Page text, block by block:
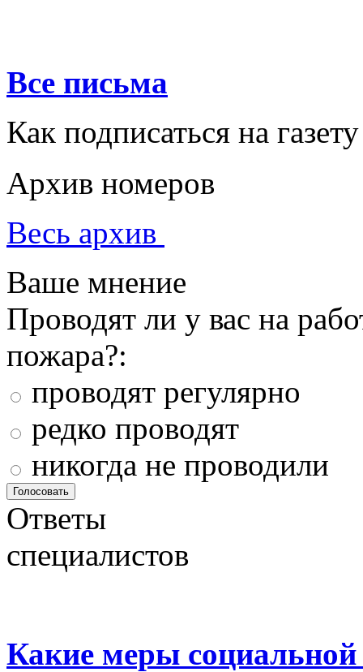
Все письма
Как подписаться на газету
Архив номеров
Весь архив
Ваше мнение
Проводят ли у вас на
пожара?:
проводят регулярно
редко проводят
никогда не проводили
Ответы
специалистов
Какие меры